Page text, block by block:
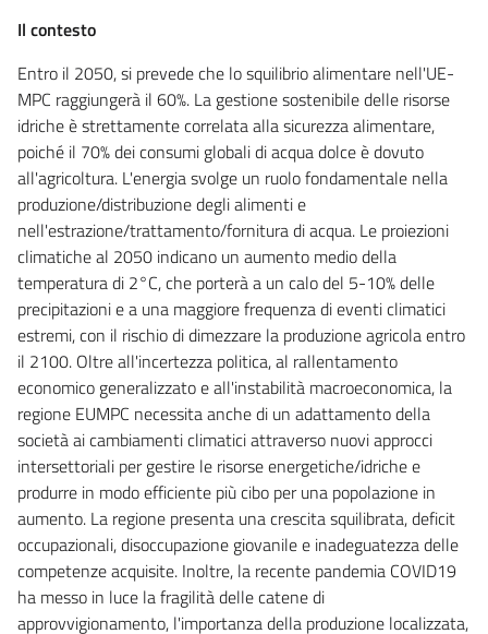
Il contesto
Entro il 2050, si prevede che lo squilibrio alimentare nell'UE-
MPC raggiungerà il 60%. La gestione sostenibile delle risorse
idriche è strettamente correlata alla sicurezza alimentare,
poiché il 70% dei consumi globali di acqua dolce è dovuto
all'agricoltura. L'energia svolge un ruolo fondamentale nella
produzione/distribuzione degli alimenti e
nell'estrazione/trattamento/fornitura di acqua. Le proiezioni
climatiche al 2050 indicano un aumento medio della
temperatura di 2°C, che porterà a un calo del 5-10% delle
precipitazioni e a una maggiore frequenza di eventi climatici
estremi, con il rischio di dimezzare la produzione agricola entro
il 2100. Oltre all'incertezza politica, al rallentamento
economico generalizzato e all'instabilità macroeconomica, la
regione EUMPC necessita anche di un adattamento della
società ai cambiamenti climatici attraverso nuovi approcci
intersettoriali per gestire le risorse energetiche/idriche e
produrre in modo efficiente più cibo per una popolazione in
aumento. La regione presenta una crescita squilibrata, deficit
occupazionali, disoccupazione giovanile e inadeguatezza delle
competenze acquisite. Inoltre, la recente pandemia COVID19
ha messo in luce la fragilità delle catene di
approvvigionamento, l'importanza della produzione localizzata,